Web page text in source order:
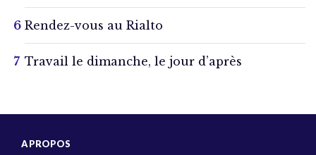
Rendez-vous au Rialto
Travail le dimanche, le jour d’après
A PROPOS